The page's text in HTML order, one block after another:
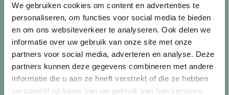
We gebruiken cookies om content en advertenties te
personaliseren, om functies voor social media te bieden
en om ons websiteverkeer te analyseren. Ook delen we
informatie over uw gebruik van onze site met onze
partners voor social media, adverteren en analyse. Deze
partners kunnen deze gegevens combineren met andere
informatie die u aan ze heeft verstrekt of die ze hebben
verzameld op basis van uw gebruik van hun services.
Mix & Match
Klantenservice
Veelgestelde vragen
Over TegelStore.nl
Contact
Algemene voorwaarden
Privacy Policy